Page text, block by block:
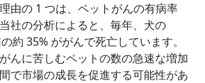
由の 1 つは、ペットがんの有病率
社の分析によると、毎年、犬の
約 35% ががんで死亡しています。
んに苦しむペットの数の急速な増加
で市場の成長を促進する可能性があ